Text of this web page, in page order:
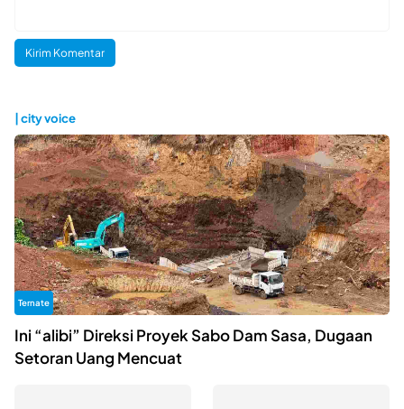
| city voice
Ternate
Ini “alibi” Direksi Proyek Sabo Dam Sasa, Dugaan
Setoran Uang Mencuat